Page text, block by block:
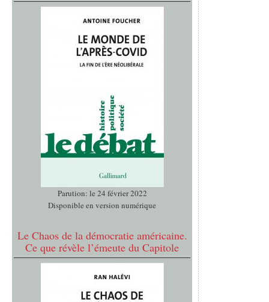
Parution: le 24 février 2022
Disponible en version numérique
Le Chaos de la démocratie américaine.
Ce que révèle l’émeute du Capitole